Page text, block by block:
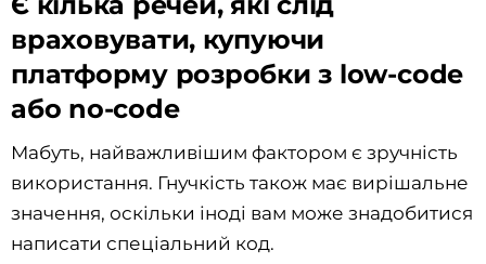
враховувати, купуючи
платформу розробки з low-code
або no-codе
Мабуть, найважливішим фактором є зручність
використання. Гнучкість також має вирішальне
значення, оскільки іноді вам може знадобитися
написати спеціальний код.